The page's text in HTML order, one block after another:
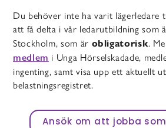
Du behöver inte ha varit lägerledare
att få delta i vår ledarutbildning som
Stockholm, som är obligatorisk.
medlem i Unga Hörselskadade,
ingenting, samt visa upp ett aktuellt
belastningsregistret.
Ansök om att jobba